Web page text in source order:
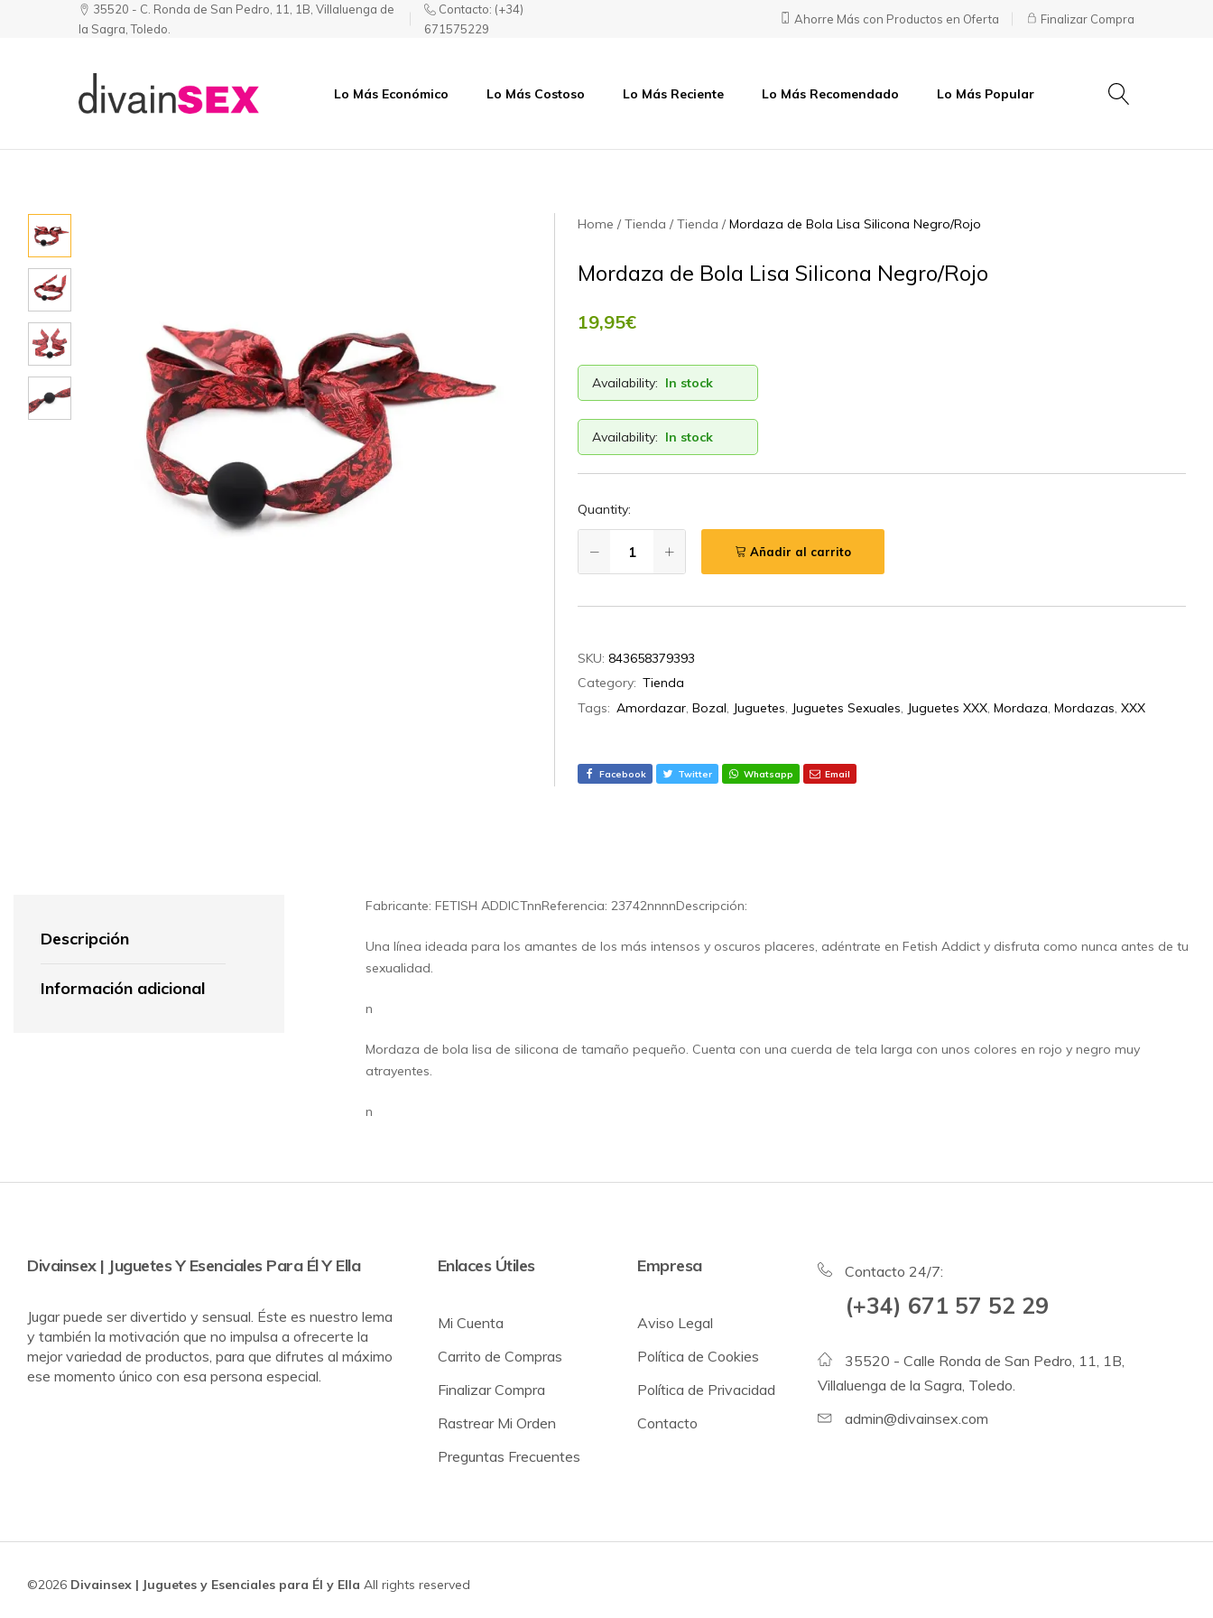
35520 - C. Ronda de San Pedro, 11, 1B, Villaluenga de
la Sagra, Toledo.
Contacto: (+34)
671575229
Ahorre Más con Productos en Oferta Finalizar Compra
|Puede
Lo Más Económico Lo Más Costoso Lo Más Reciente Lo Más Recomendado Lo Más Popular
Home Tienda Tienda Mordaza de Bola Lisa Silicona Negro/Rojo
Mordaza de Bola Lisa Silicona Negro/Rojo
19,95€
Availability: In stock
Availability: In stock
Quantity:
Añadir al carrito
SKU:843658379393
Category: Tienda
Tags: Amordazar,Bozal, Juguetes, Juguetes Sexuales, Juguetes XXX,Mordaza,Mordazas,XXX
Facebook Twitter Whatsapp Email
Descripción
Información adicional
Fabricante: FETISH ADDICTnnReferencia: 23742nnnnDescripción:
Una línea ideada para los amantes de los más intensos y oscuros placeres, adéntrate en Fetish Addict y disfruta como nunca antes de tu
sexualidad.
n
Mordaza de bola lisa de silicona de tamaño pequeño. Cuenta con una cuerda de tela larga con unos colores en rojo y negro muy
atrayentes.
n
Divainsex | Juguetes Y Esenciales Para Él Y Ella
Jugar puede ser divertido y sensual. Éste es nuestro lema
y también la motivación que no impulsa a ofrecerte la
mejor variedad de productos, para que difrutes al máximo
ese momento único con esa persona especial.
Enlaces Útiles
Mi Cuenta
Carrito de Compras
Finalizar Compra
Rastrear Mi Orden
Preguntas Frecuentes
Empresa
Aviso Legal
Política de Cookies
Política de Privacidad
Contacto
Contacto 24/7:
(+34) 671 57 52 29
35520 - Calle Ronda de San Pedro, 11, 1B,
Villaluenga de la Sagra, Toledo.
admin@divainsex.com
©2026 Divainsex | Juguetes y Esenciales para Él y Ella All rights reserved